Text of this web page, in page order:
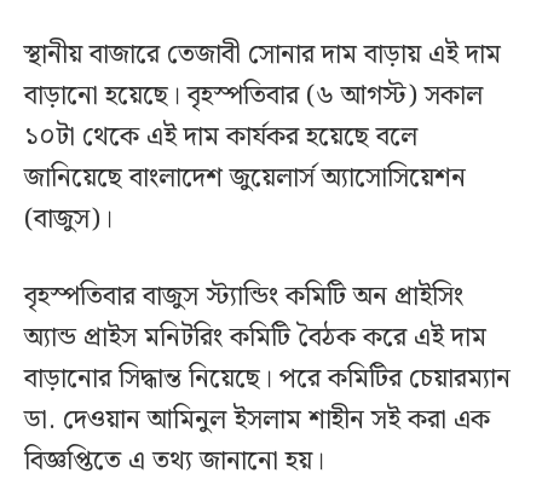
স্থানীয় বাজারে তেজাবী সোনার দাম বাড়ায় এই দাম
বাড়ানো হয়েছে। বৃহস্পতিবার (৬ আগস্ট) সকাল
১০টা থেকে এই দাম কার্যকর হয়েছে বলে
জানিয়েছে বাংলাদেশ জুয়েলার্স অ্যাসোসিয়েশন
(বাজুস)।
বৃহস্পতিবার বাজুস স্ট্যান্ডিং কমিটি অন প্রাইসিং
অ্যান্ড প্রাইস মনিটরিং কমিটি বৈঠক করে এই দাম
বাড়ানোর সিদ্ধান্ত নিয়েছে। পরে কমিটির চেয়ারম্যান
ডা. দেওয়ান আমিনুল ইসলাম শাহীন সই করা এক
বিজ্ঞপ্তিতে এ তথ্য জানানো হয়।